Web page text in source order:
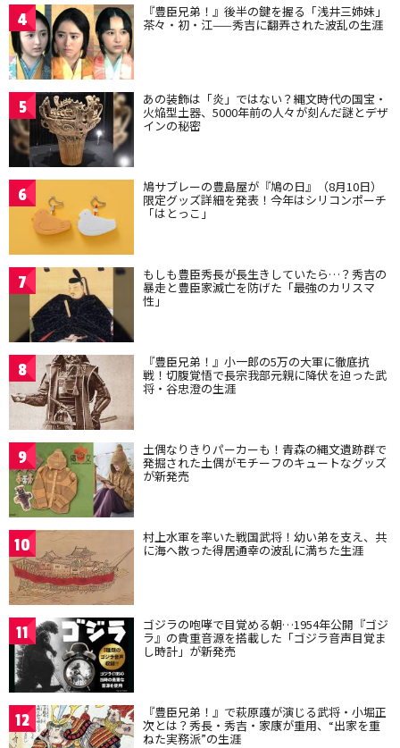
4 『豊臣兄弟！』後半の鍵を握る「浅井三姉妹」
茶々・初・江——秀吉に翻弄された波乱の生涯
5 あの装飾は「炎」ではない？縄文時代の国宝・
火焔型土器、5000年前の人々が刻んだ謎とデザ
インの秘密
6 鳩サブレーの豊島屋が『鳩の日』（8月10日）
限定グッズ詳細を発表！今年はシリコンポーチ
「はとっこ」
7 もしも豊臣秀長が長生きしていたら…？秀吉の
暴走と豊臣家滅亡を防げた「最強のカリスマ
性」
8 『豊臣兄弟！』小一郎の5万の大軍に徹底抗
戦！切腹覚悟で長宗我部元親に降伏を迫った武
将・谷忠澄の生涯
9 土偶なりきりパーカーも！青森の縄文遺跡群で
発掘された土偶がモチーフのキュートなグッズ
が新発売
10 村上水軍を率いた戦国武将！幼い弟を支え、共
に海へ散った得居通幸の波乱に満ちた生涯
11 ゴジラの咆哮で目覚める朝…1954年公開『ゴジ
ラ』の貴重音源を搭載した「ゴジラ音声目覚ま
し時計」が新発売
12 『豊臣兄弟！』で萩原護が演じる武将・小堀正
次とは？秀長・秀吉・家康が重用、“出家を重
ねた実務派”の生涯